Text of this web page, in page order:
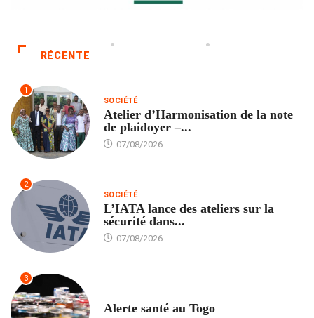
RÉCENTE
1
SOCIÉTÉ
Atelier d’Harmonisation de la note
de plaidoyer –...
07/08/2026
2
SOCIÉTÉ
L’IATA lance des ateliers sur la
sécurité dans...
07/08/2026
3
Alerte santé au Togo